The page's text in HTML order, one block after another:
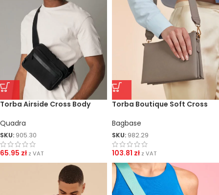
Torba Airside Cross Body
Quadra
SKU: 905.30
65.95 zł z VAT
Torba Boutique Soft Cross
Bagbase
SKU: 982.29
103.81 zł z VAT